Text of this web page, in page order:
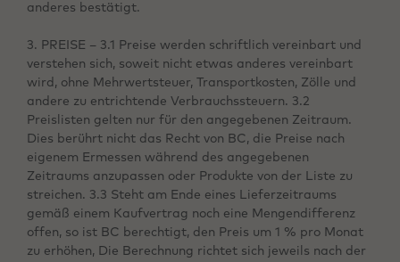
anderes bestätigt.
3. PREISE – 3.1 Preise werden schriftlich vereinbart und
verstehen sich, soweit nicht etwas anderes vereinbart
wird, ohne Mehrwertsteuer, Transportkosten, Zölle und
andere zu entrichtende Verbrauchssteuern. 3.2
Preislisten gelten nur für den angegebenen Zeitraum.
Dies berührt nicht das Recht von BC, die Preise nach
eigenem Ermessen während des angegebenen
Zeitraums anzupassen oder Produkte von der Liste zu
streichen. 3.3 Steht am Ende eines Lieferzeitraums
gemäß einem Kaufvertrag noch eine Mengendifferenz
offen, so ist BC berechtigt, den Preis um 1 % pro Monat
zu erhöhen, Die Berechnung richtet sich jeweils nach der